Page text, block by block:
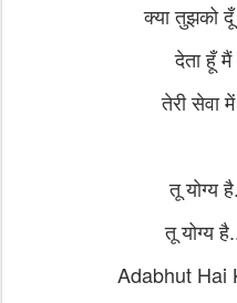
क्या तुझको
देता हूँ
तेरी सेवा
तू योग्य
तू योग्य
Adabhut Hai